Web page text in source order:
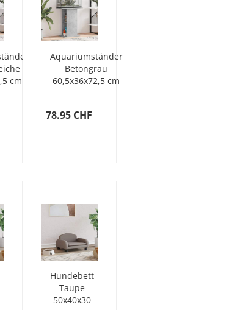
cm
Aquariumständer
Betongrau
60,5x36x72,5 cm
78.95 CHF
Hundebett
Taupe
50x40x30